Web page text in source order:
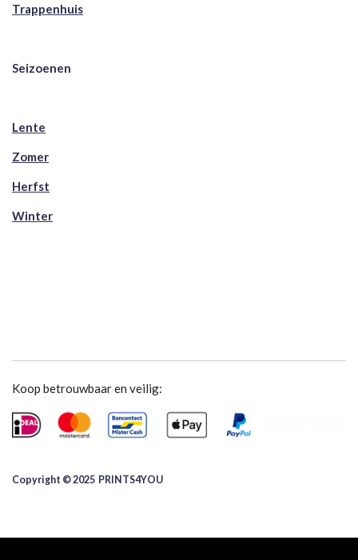
Trappenhuis
Seizoenen
Lente
Zomer
Herfst
Winter
Koop betrouwbaar en veilig:
Copyright © 2025 ​PRINTS4YOU